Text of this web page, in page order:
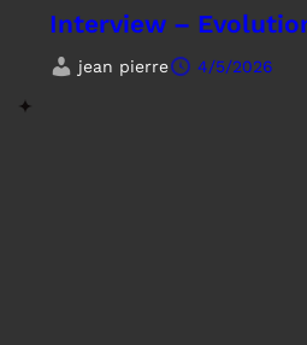
Interview –
jean pierre 4/5/2026